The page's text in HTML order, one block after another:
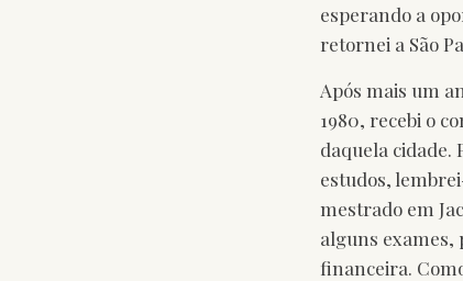
esperando a
retornei a São
Após mais um
1980, recebi o
daquela cidade.
estudos,
mestrado em
alguns exames,
financeira.